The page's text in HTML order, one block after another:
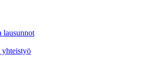
lausunnot
yhteistyö